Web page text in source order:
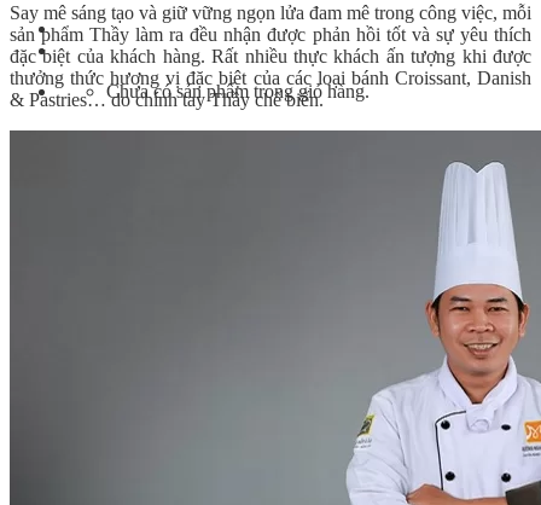
Chưa có sản phẩm trong giỏ hàng.
Say mê sáng tạo và giữ vững ngọn lửa đam mê trong công việc, mỗi
sản phẩm Thầy làm ra đều nhận được phản hồi tốt và sự yêu thích
đặc biệt của khách hàng. Rất nhiều thực khách ấn tượng khi được
thưởng thức hương vị đặc biệt của các loại bánh Croissant, Danish
& Pastries… do chính tay Thầy chế biến.